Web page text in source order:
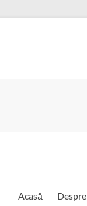
Acasă Despre